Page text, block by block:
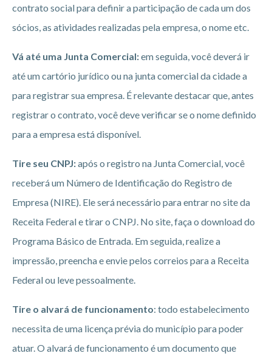
contrato social para definir a participação de cada um dos
sócios, as atividades realizadas pela empresa, o nome etc.
Vá até uma Junta Comercial:em seguida, você deverá ir
até um cartório jurídico ou na junta comercial da cidade a
para registrar sua empresa. É relevante destacar que, antes
registrar o contrato, você deve verificar se o nome definido
para a empresa está disponível.
Tire seu CNPJ:após o registro na Junta Comercial, você
receberá um Número de Identificação do Registro de
Empresa (NIRE). Ele será necessário para entrar no site da
Receita Federal e tirar o CNPJ. No site, faça o download do
Programa Básico de Entrada. Em seguida, realize a
impressão, preencha e envie pelos correios para a Receita
Federal ou leve pessoalmente.
Tire o alvará de funcionamento: todo estabelecimento
necessita de uma licença prévia do município para poder
atuar. O alvará de funcionamento é um documento que